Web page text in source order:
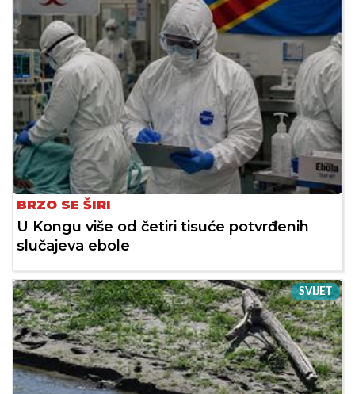
BRZO SE ŠIRI
U Kongu više od četiri tisuće potvrđenih
slučajeva ebole
SVIJET